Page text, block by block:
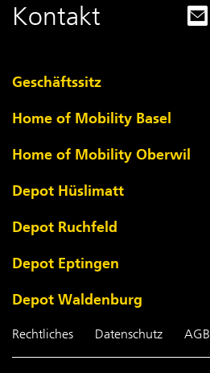
Kontakt
Geschäftssitz
Home of Mobility Basel
Home of Mobility Oberwil
Depot Hüslimatt
Depot Ruchfeld
Depot Eptingen
Depot Waldenburg
Rechtliches Datenschutz AGB